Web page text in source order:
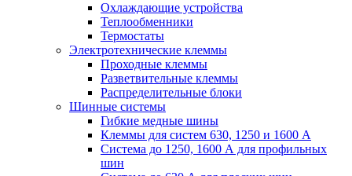
Охлаждающие устройства
Теплообменники
Термостаты
Электротехнические клеммы
Проходные клеммы
Разветвительные клеммы
Распределительные блоки
Шинные системы
Гибкие медные шины
Клеммы для систем 630, 1250 и 1600 А
Система до 1250, 1600 А для профильных
шин